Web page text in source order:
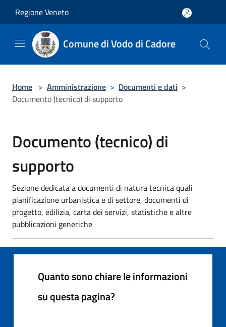
Regione Veneto
Comune di Vodo di Cadore
Home > Amministrazione > Documenti e dati >
Documento (tecnico) di supporto
Documento (tecnico) di
supporto
Sezione dedicata a documenti di natura tecnica quali
pianificazione urbanistica e di settore, documenti di
progetto, edilizia, carta dei servizi, statistiche e altre
pubblicazioni generiche
Quanto sono chiare le informazioni
su questa pagina?